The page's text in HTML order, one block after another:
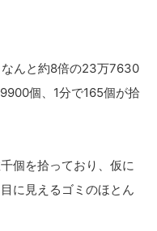
んと約8倍の23万7630
個、1分で165個が拾
個を拾っており、仮に
に見えるゴミのほとん